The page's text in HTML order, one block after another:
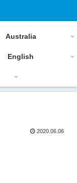
Australia
English
2020.06.06